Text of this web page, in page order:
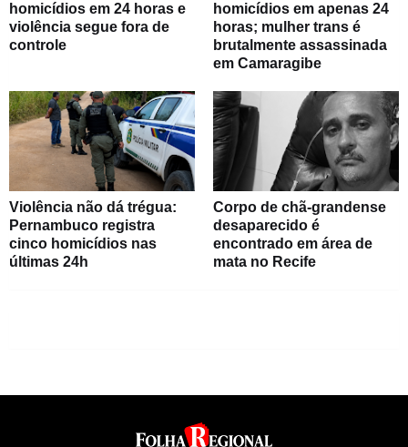
homicídios em 24 horas e
violência segue fora de
controle
homicídios em apenas 24
horas; mulher trans é
brutalmente assassinada
em Camaragibe
Violência não dá trégua:
Pernambuco registra
cinco homicídios nas
últimas 24h
Corpo de chã-grandense
desaparecido é
encontrado em área de
mata no Recife